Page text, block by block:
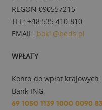
REGON 090557215
TEL: +48 535 410 810
EMAIL: bok1@beds.pl
WPŁATY
Konto do wpłat krajowych:
Bank ING
69 1050 1139 1000 0090